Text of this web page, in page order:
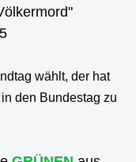
wählt, der hat
den Bundestag zu